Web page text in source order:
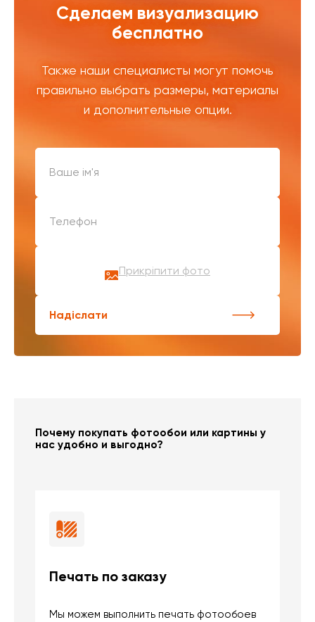
Сделаем визуализацию
бесплатно
Также наши специалисты могут помочь
правильно выбрать размеры, материалы
и дополнительные опции.
Прикріпити фото
Надіслати
Почему покупать фотообои или картины у
нас удобно и выгодно?
Печать по заказу
Мы можем выполнить печать фотообоев